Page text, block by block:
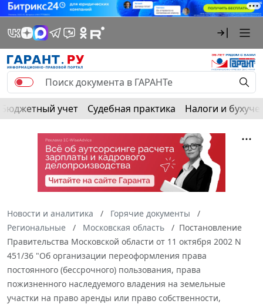
Бюджетный учет Судебная практика Налоги и
Новости и аналитика
Горячие документы
Региональные
Московская область
Постановление
Правительства Московской области от 11 октября 2002 N
451/36 "Об организации переоформления права
постоянного (бессрочного) пользования, права
пожизненного наследуемого владения на земельные
участки на право аренды или право собственности,